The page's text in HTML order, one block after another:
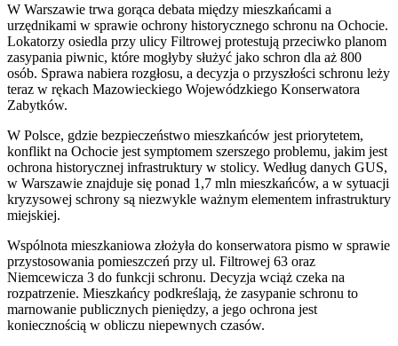
W Warszawie trwa gorąca debata między mieszkańcami a
urzędnikami w sprawie ochrony historycznego schronu na Ochocie.
Lokatorzy osiedla przy ulicy Filtrowej protestują przeciwko planom
zasypania piwnic, które mogłyby służyć jako schron dla aż 800
osób. Sprawa nabiera rozgłosu, a decyzja o przyszłości schronu leży
teraz w rękach Mazowieckiego Wojewódzkiego Konserwatora
Zabytków.
W Polsce, gdzie bezpieczeństwo mieszkańców jest priorytetem,
konflikt na Ochocie jest symptomem szerszego problemu, jakim jest
ochrona historycznej infrastruktury w stolicy. Według danych GUS,
w Warszawie znajduje się ponad 1,7 mln mieszkańców, a w sytuacji
kryzysowej schrony są niezwykle ważnym elementem infrastruktury
miejskiej.
Wspólnota mieszkaniowa złożyła do konserwatora pismo w sprawie
przystosowania pomieszczeń przy ul. Filtrowej 63 oraz
Niemcewicza 3 do funkcji schronu. Decyzja wciąż czeka na
rozpatrzenie. Mieszkańcy podkreślają, że zasypanie schronu to
marnowanie publicznych pieniędzy, a jego ochrona jest
koniecznością w obliczu niepewnych czasów.